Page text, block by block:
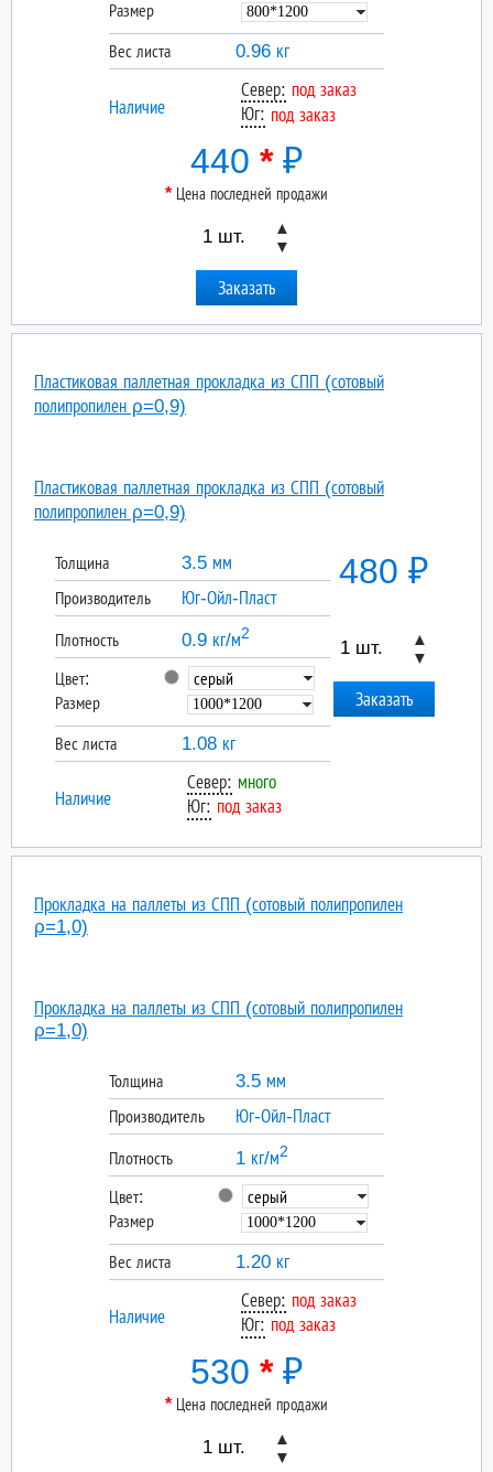
Размер
Вес листа 0.96 кг
Наличие
Север: под заказ
Юг: под заказ
440 *₽
* Цена последней продажи
▲
▼
Пластиковая паллетная прокладка из СПП (сотовый
полипропилен ρ=0,9)
Пластиковая паллетная прокладка из СПП (сотовый
полипропилен ρ=0,9)
Толщина 3.5 мм
Производитель Юг-Ойл-Пласт
Плотность 0.9 кг/м2
Цвет:
Размер
Вес листа 1.08 кг
Наличие
Север: много
Юг: под заказ
480 ₽
▲
▼
Прокладка на паллеты из СПП (сотовый полипропилен
ρ=1,0)
Прокладка на паллеты из СПП (сотовый полипропилен
ρ=1,0)
Толщина 3.5 мм
Производитель Юг-Ойл-Пласт
Плотность 1 кг/м2
Цвет:
Размер
Вес листа 1.20 кг
Наличие
Север: под заказ
Юг: под заказ
530 *₽
* Цена последней продажи
▲
▼